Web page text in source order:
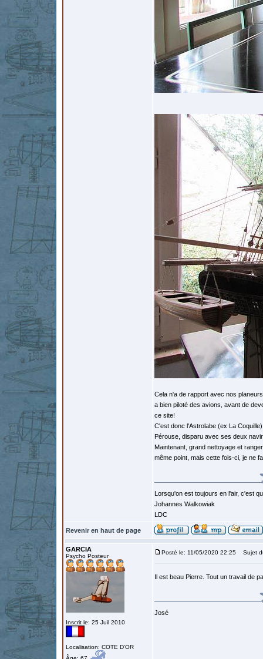
Cela n'a de rapport avec nos
a bien piloté des avions, avant de
ce site!
C'est donc l'Astrolabe (ex La
Pérouse, disparu avec ses deux
Maintenant, grand nettoyage et
même point, mais cette fois-ci, je ne
Lorsqu'on est toujours en l'air, c'est
Johannes Walkowiak
LDC
Revenir en haut de page
GARCIA
Psycho Posteur
Inscrit le: 25 Juil 2010
Localisation: COTE D'OR
Posté le: 11/05/2020 22:25 Sujet
Il est beau Pierre. Tout un travail de
José